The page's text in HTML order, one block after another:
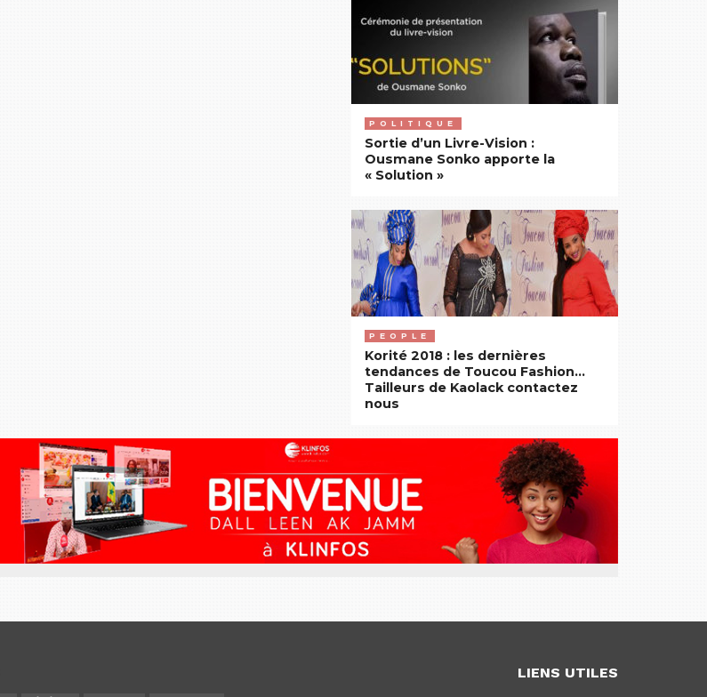
POLITIQUE
Sortie d’un Livre-Vision :
Ousmane Sonko apporte la
« Solution »
PEOPLE
Korité 2018 : les dernières
tendances de Toucou Fashion…
Tailleurs de Kaolack contactez
nous
LIENS UTILES